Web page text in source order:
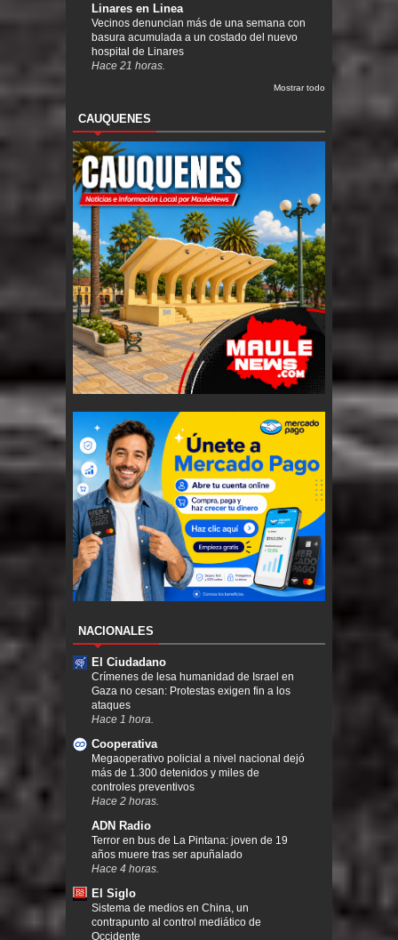
Linares en Linea
Vecinos denuncian más de una semana con
basura acumulada a un costado del nuevo
hospital de Linares
Hace 21 horas.
Mostrar todo
CAUQUENES
NACIONALES
El Ciudadano
Crímenes de lesa humanidad de Israel en
Gaza no cesan: Protestas exigen fin a los
ataques
Hace 1 hora.
Cooperativa
Megaoperativo policial a nivel nacional dejó
más de 1.300 detenidos y miles de
controles preventivos
Hace 2 horas.
ADN Radio
Terror en bus de La Pintana: joven de 19
años muere tras ser apuñalado
Hace 4 horas.
El Siglo
Sistema de medios en China, un
contrapunto al control mediático de
Occidente